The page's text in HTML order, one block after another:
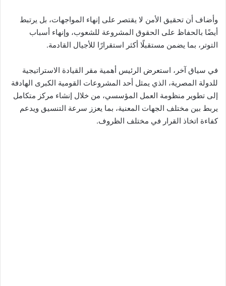
وأضاف أن تحقيق الأمن لا يقتصر على إنهاء المواجهات، بل يرتبط
أيضًا بالحفاظ على الحقوق المشروعة للشعوب، وإنهاء أسباب
التوتر، بما يضمن مستقبلًا أكثر استقرارًا للأجيال القادمة.
في سياق آخر، استعرض الرئيس أهمية مقر القيادة الاستراتيجية
للدولة المصرية، الذي يمثل أحد المشروعات القومية الكبرى الهادفة
إلى تطوير منظومة العمل المؤسسي، من خلال إنشاء مركز متكامل
يربط بين مختلف الجهات المعنية، بما يعزز سرعة التنسيق ويدعم
كفاءة اتخاذ القرار في مختلف الظروف.